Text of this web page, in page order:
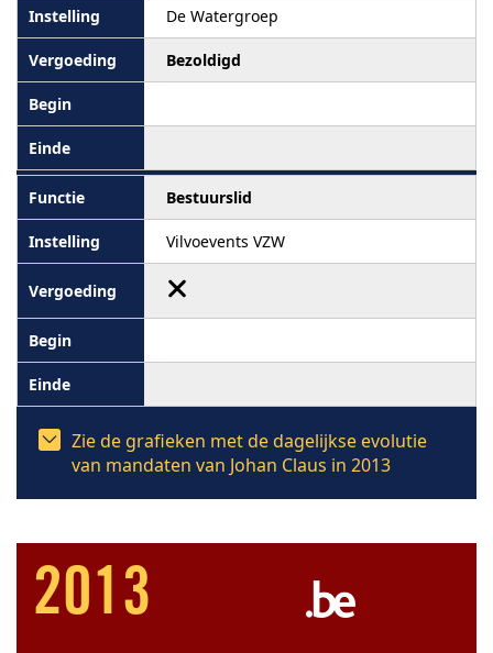
De Watergroep
Bezoldigd
Bestuurslid
Vilvoevents VZW
Zie de grafieken met de dagelijkse evolutie
van mandaten van Johan Claus in 2013
2013